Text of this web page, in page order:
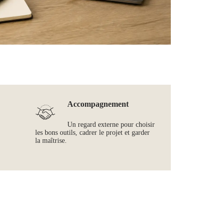
Accompagnement
Un regard externe pour choisir
les bons outils, cadrer le projet et garder
la maîtrise.